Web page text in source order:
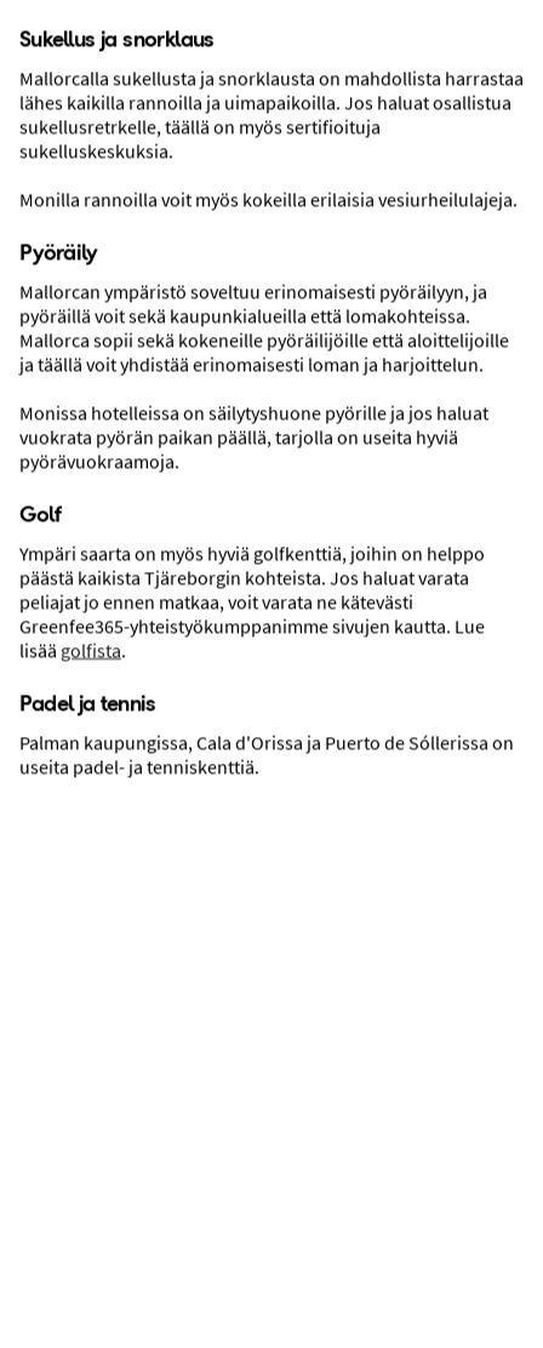
Sukellus ja snorklaus
Mallorcalla sukellusta ja snorklausta on mahdollista harrastaa
lähes kaikilla rannoilla ja uimapaikoilla. Jos haluat osallistua
sukellusretrkelle, täällä on myös sertifioituja
sukelluskeskuksia.
Monilla rannoilla voit myös kokeilla erilaisia vesiurheilulajeja.
Pyöräily
Mallorcan ympäristö soveltuu erinomaisesti pyöräilyyn, ja
pyöräillä voit sekä kaupunkialueilla että lomakohteissa.
Mallorca sopii sekä kokeneille pyöräilijöille että aloittelijoille
ja täällä voit yhdistää erinomaisesti loman ja harjoittelun.
Monissa hotelleissa on säilytyshuone pyörille ja jos haluat
vuokrata pyörän paikan päällä, tarjolla on useita hyviä
pyörävuokraamoja.
Golf
Ympäri saarta on myös hyviä golfkenttiä, joihin on helppo
päästä kaikista Tjäreborgin kohteista. Jos haluat varata
peliajat jo ennen matkaa, voit varata ne kätevästi
Greenfee365-yhteistyökumppanimme sivujen kautta. Lue
lisää golfista.
Padel ja tennis
Palman kaupungissa, Cala d'Orissa ja Puerto de Sóllerissa on
useita padel- ja tenniskenttiä.
Kulkuyhteydet